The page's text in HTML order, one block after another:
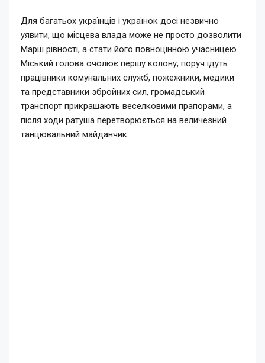
Для багатьох українців і українок досі незвично
уявити, що місцева влада може не просто дозволити
Марш рівності, а стати його повноцінною учасницею.
Міський голова очолює першу колону, поруч ідуть
працівники комунальних служб, пожежники, медики
та представники збройних сил, громадський
транспорт прикрашають веселковими прапорами, а
після ходи ратуша перетворюється на величезний
танцювальний майданчик.